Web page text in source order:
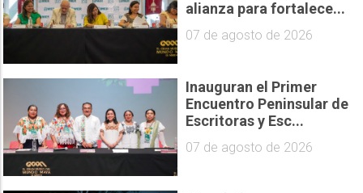
alianza para fortalece...
07 de agosto de 2026
Inauguran el Primer
Encuentro Peninsular de
Escritoras y Esc...
07 de agosto de 2026